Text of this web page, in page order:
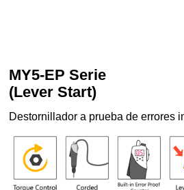
MY5-EP Serie
(Lever Start)
Destornillador a prueba de errores